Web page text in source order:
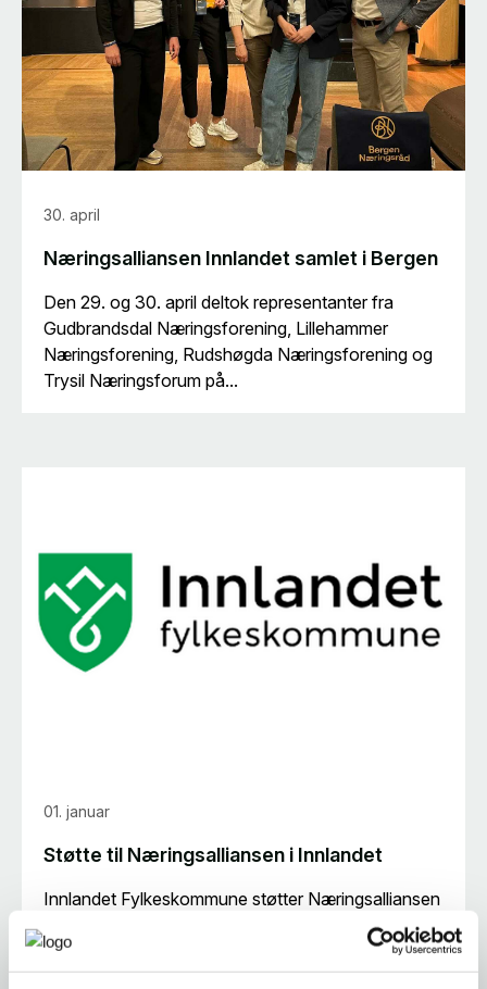
30. april
Næringsalliansen Innlandet samlet i Bergen
Den 29. og 30. april deltok representanter fra
Gudbrandsdal Næringsforening, Lillehammer
Næringsforening, Rudshøgda Næringsforening og
Trysil Næringsforum på...
01. januar
Støtte til Næringsalliansen i Innlandet
Innlandet Fylkeskommune støtter Næringsalliansen